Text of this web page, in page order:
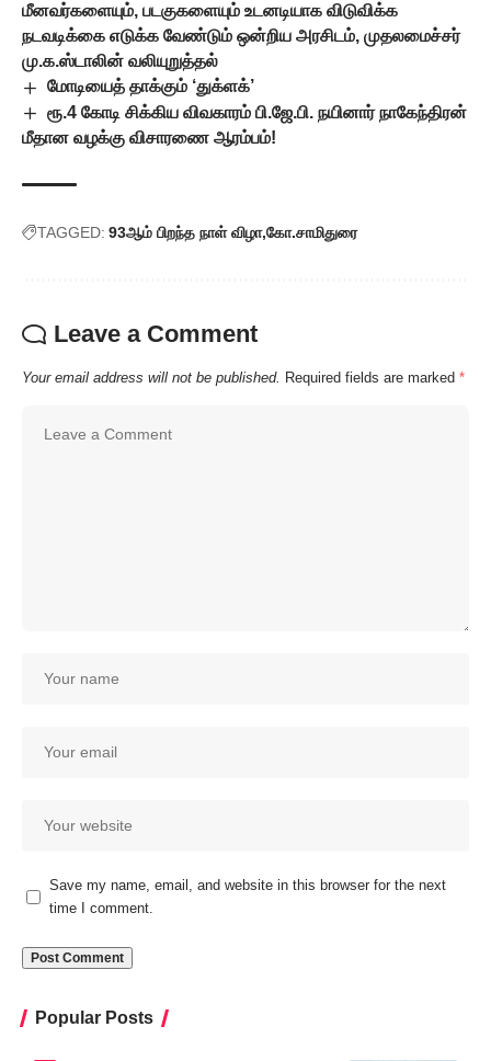
மீனவர்களையும், படகுகளையும் உடனடியாக விடுவிக்க
நடவடிக்கை எடுக்க வேண்டும் ஒன்றிய அரசிடம், முதலமைச்சர்
மு.க.ஸ்டாலின் வலியுறுத்தல்
மோடியைத் தாக்கும் ‘துக்ளக்’
ரூ.4 கோடி சிக்கிய விவகாரம் பி.ஜே.பி. நயினார் நாகேந்திரன்
மீதான வழக்கு விசாரணை ஆரம்பம்!
TAGGED: 93ஆம் பிறந்த நாள் விழா கோ.சாமிதுரை
Leave a Comment
Your email address will not be published. Required fields are marked *
Save my name, email, and website in this browser for the next
time I comment.
Popular Posts